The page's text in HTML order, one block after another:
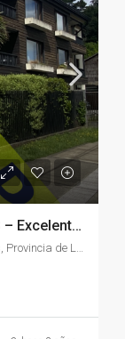
Hermoso Departamento De 1D + 2B – Excelente Ubicación – Puerto Varas
Purísima, Población Juan Costa, Puerto Varas, Provincia de Llanquihue, Región de Los Lagos, 5550451, Chile